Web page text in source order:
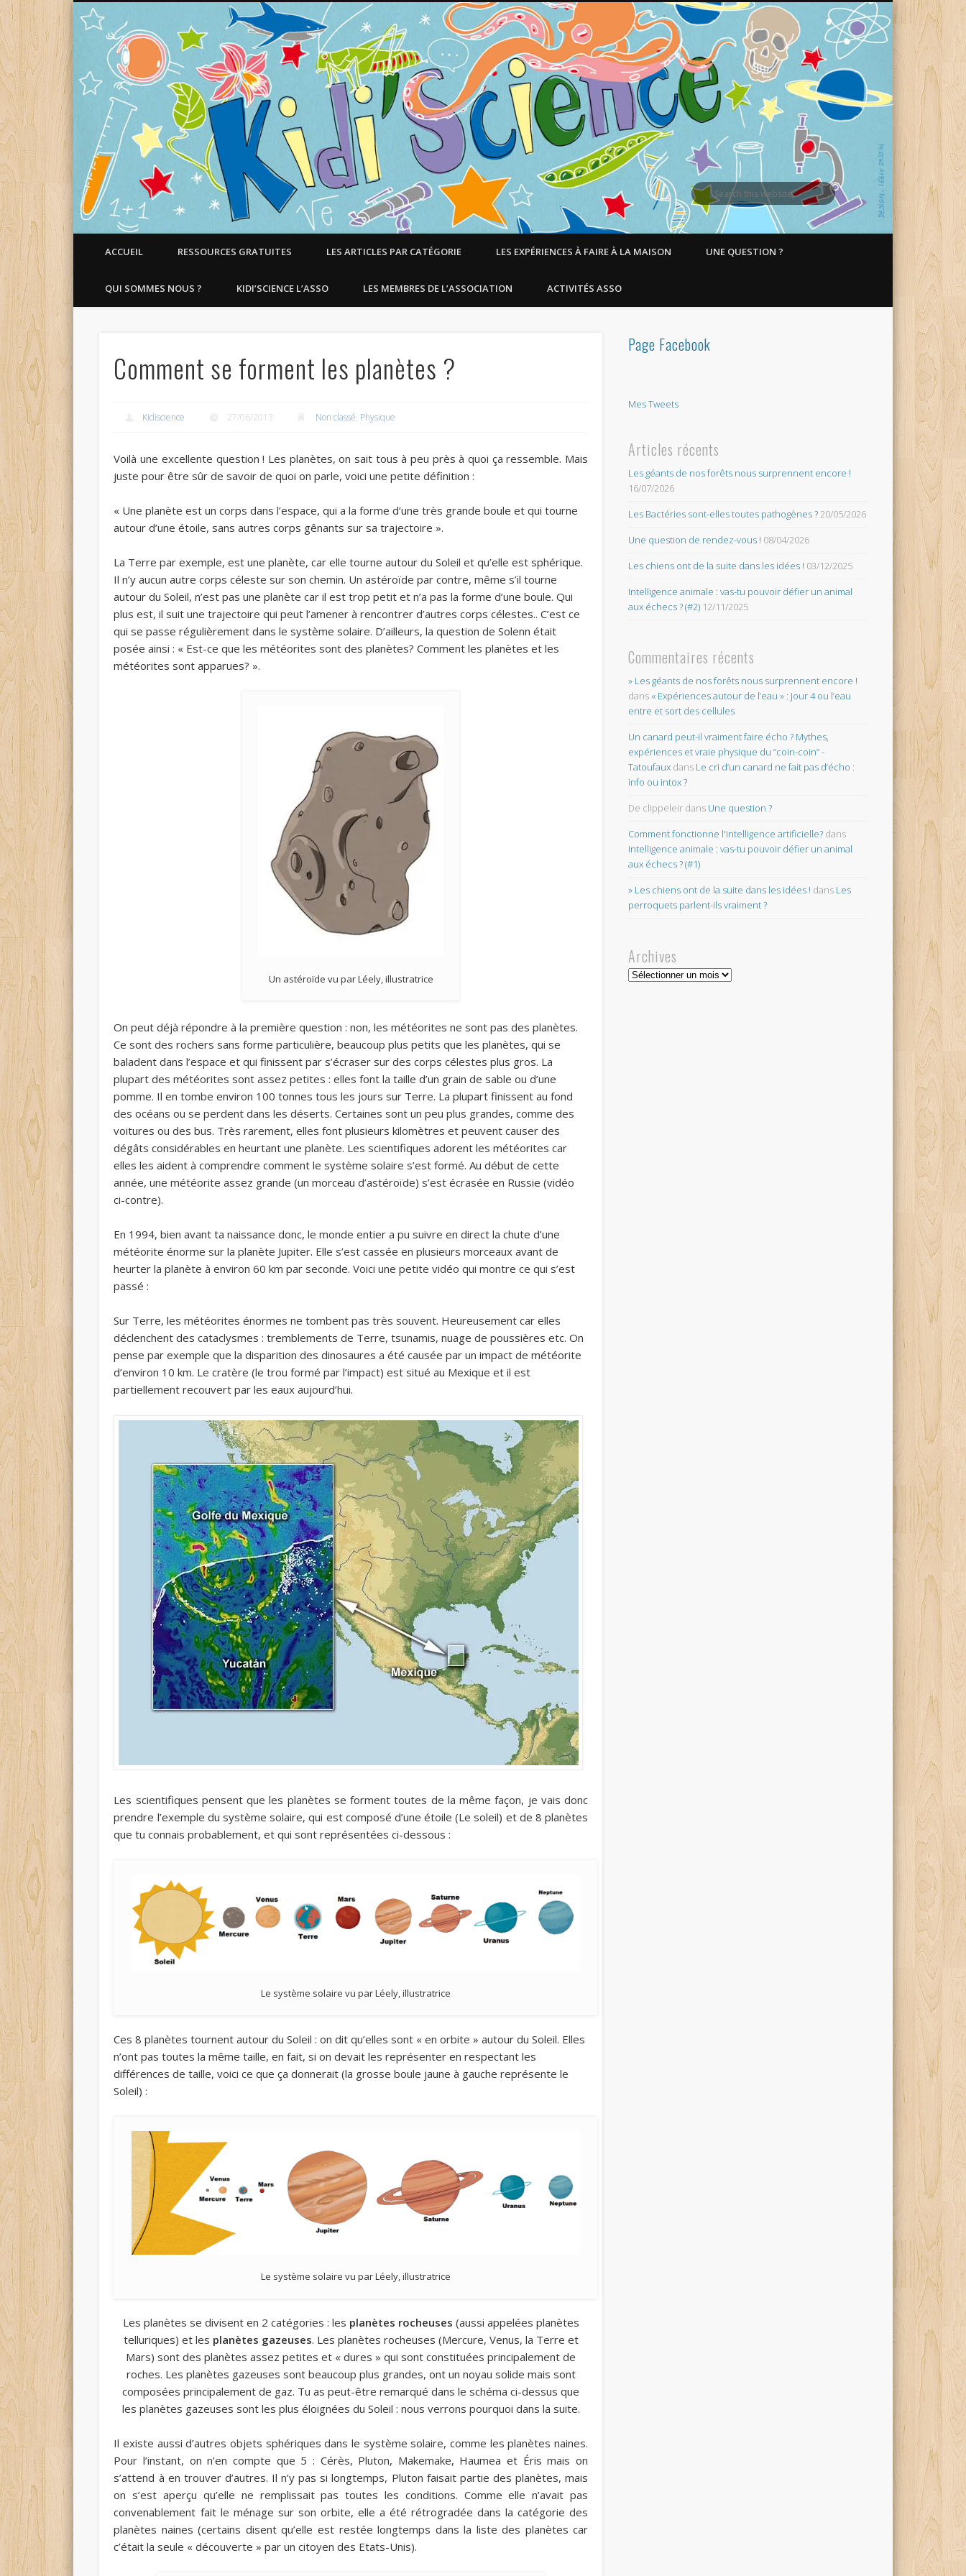
Faire aimer les Sciences aux Enfants !
ACCUEIL RESSOURCES GRATUITES LES ARTICLES PAR CATÉGORIE LES EXPÉRIENCES À FAIRE À LA MAISON UNE QUESTION ?
QUI SOMMES NOUS ? KIDI’SCIENCE L’ASSO LES MEMBRES DE L’ASSOCIATION ACTIVITÉS ASSO
Comment se forment les planètes ?
Kidiscience 27/06/2013 Non classé, Physique
Voilà une excellente question ! Les planètes, on sait tous à peu près à quoi ça ressemble. Mais
juste pour être sûr de savoir de quoi on parle, voici une petite définition :
« Une planète est un corps dans l’espace, qui a la forme d’une très grande boule et qui tourne
autour d’une étoile, sans autres corps gênants sur sa trajectoire ».
La Terre par exemple, est une planète, car elle tourne autour du Soleil et qu’elle est sphérique.
Il n’y aucun autre corps céleste sur son chemin. Un astéroïde par contre, même s’il tourne
autour du Soleil, n’est pas une planète car il est trop petit et n’a pas la forme d’une boule. Qui
plus est, il suit une trajectoire qui peut l’amener à rencontrer d’autres corps célestes.. C’est ce
qui se passe régulièrement dans le système solaire. D’ailleurs, la question de Solenn était
posée ainsi : « Est-ce que les météorites sont des planètes? Comment les planètes et les
météorites sont apparues? ».
Un astéroïde vu par Léely, illustratrice
On peut déjà répondre à la première question : non, les météorites ne sont pas des planètes.
Ce sont des rochers sans forme particulière, beaucoup plus petits que les planètes, qui se
baladent dans l’espace et qui finissent par s’écraser sur des corps célestes plus gros. La
plupart des météorites sont assez petites : elles font la taille d’un grain de sable ou d’une
pomme. Il en tombe environ 100 tonnes tous les jours sur Terre. La plupart finissent au fond
des océans ou se perdent dans les déserts. Certaines sont un peu plus grandes, comme des
voitures ou des bus. Très rarement, elles font plusieurs kilomètres et peuvent causer des
dégâts considérables en heurtant une planète. Les scientifiques adorent les météorites car
elles les aident à comprendre comment le système solaire s’est formé. Au début de cette
année, une météorite assez grande (un morceau d’astéroïde) s’est écrasée en Russie (vidéo
ci-contre).
En 1994, bien avant ta naissance donc, le monde entier a pu suivre en direct la chute d’une
météorite énorme sur la planète Jupiter. Elle s’est cassée en plusieurs morceaux avant de
heurter la planète à environ 60 km par seconde. Voici une petite vidéo qui montre ce qui s’est
passé :
Sur Terre, les météorites énormes ne tombent pas très souvent. Heureusement car elles
déclenchent des cataclysmes : tremblements de Terre, tsunamis, nuage de poussières etc. On
pense par exemple que la disparition des dinosaures a été causée par un impact de météorite
d’environ 10 km. Le cratère (le trou formé par l’impact) est situé au Mexique et il est
partiellement recouvert par les eaux aujourd’hui.
Les scientifiques pensent que les planètes se forment toutes de la même façon, je vais donc
prendre l’exemple du système solaire, qui est composé d’une étoile (Le soleil) et de 8 planètes
que tu connais probablement, et qui sont représentées ci-dessous :
Le système solaire vu par Léely, illustratrice
Ces 8 planètes tournent autour du Soleil : on dit qu’elles sont « en orbite » autour du Soleil. Elles
n’ont pas toutes la même taille, en fait, si on devait les représenter en respectant les
différences de taille, voici ce que ça donnerait (la grosse boule jaune à gauche représente le
Soleil) :
Le système solaire vu par Léely, illustratrice
Les planètes se divisent en 2 catégories : les planètes rocheuses (aussi appelées planètes
telluriques) et les planètes gazeuses. Les planètes rocheuses (Mercure, Venus, la Terre et
Mars) sont des planètes assez petites et « dures » qui sont constituées principalement de
roches. Les planètes gazeuses sont beaucoup plus grandes, ont un noyau solide mais sont
composées principalement de gaz. Tu as peut-être remarqué dans le schéma ci-dessus que
les planètes gazeuses sont les plus éloignées du Soleil : nous verrons pourquoi dans la suite.
Il existe aussi d’autres objets sphériques dans le système solaire, comme lesplanètes naines.
Pour l’instant, on n’en compte que 5 : Cérès, Pluton, Makemake, Haumea et Éris mais on
s’attend à en trouver d’autres. Il n’y pas si longtemps, Pluton faisait partie des planètes, mais
on s’est aperçu qu’elle ne remplissait pas toutes les conditions. Comme elle n’avait pas
convenablement fait le ménage sur son orbite, elle a été rétrogradée dans la catégorie des
planètes naines (certains disent qu’elle est restée longtemps dans la liste des planètes car
c’était la seule « découverte » par un citoyen des Etats-Unis).
Page Facebook
Mes Tweets
Articles récents
Les géants de nos forêts nous surprennent encore !
16/07/2026
Les Bactéries sont-elles toutes pathogènes ?20/05/2026
Une question de rendez-vous ! 08/04/2026
Les chiens ont de la suite dans les idées ! 03/12/2025
Intelligence animale : vas-tu pouvoir défier un animal
aux échecs ? (#2) 12/11/2025
Commentaires récents
» Les géants de nos forêts nous surprennent encore !
dans « Expériences autour de l’eau » : Jour 4 ou l’eau
entre et sort des cellules
Un canard peut-il vraiment faire écho ? Mythes,
expériences et vraie physique du “coin-coin” -
Tatoufaux dans Le cri d’un canard ne fait pas d’écho :
info ou intox ?
De clippeleir dans Une question ?
Comment fonctionne l'intelligence artificielle? dans
Intelligence animale : vas-tu pouvoir défier un animal
aux échecs ? (#1)
» Les chiens ont de la suite dans les idées ! dans Les
perroquets parlent-ils vraiment ?
Archives
Archives